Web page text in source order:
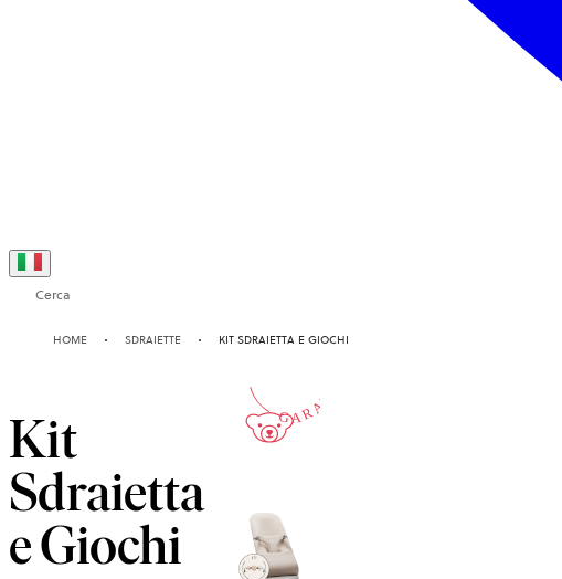
Cerca
HOME SDRAIETTE KIT SDRAIETTA E GIOCHI
Kit
Sdraietta
e Giochi
10-ANNI
GARANZIA